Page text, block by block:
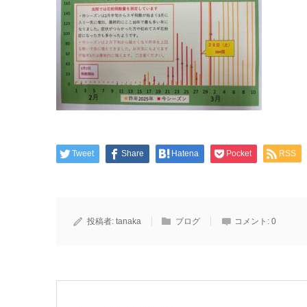
Tweet Share Hatena Pocket RSS
投稿者: tanaka ブログ コメント: 0